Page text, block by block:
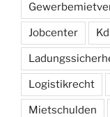
Jobcenter
Logistikrecht
Mietschulden